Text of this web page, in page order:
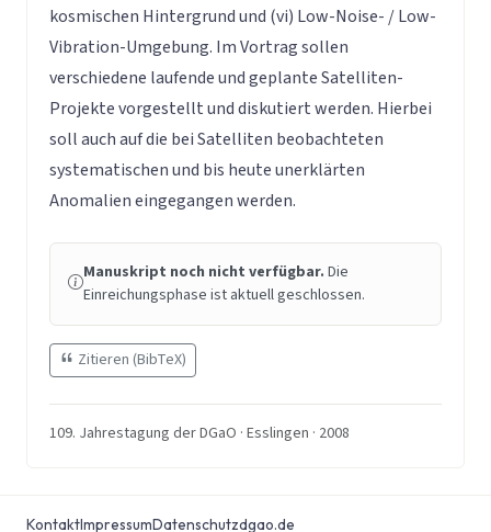
kosmischen Hintergrund und (vi) Low-Noise- / Low-
Vibration-Umgebung. Im Vortrag sollen
verschiedene laufende und geplante Satelliten-
Projekte vorgestellt und diskutiert werden. Hierbei
soll auch auf die bei Satelliten beobachteten
systematischen und bis heute unerklärten
Anomalien eingegangen werden.
Manuskript noch nicht verfügbar. Die
Einreichungsphase ist aktuell geschlossen.
Zitieren (BibTeX)
109. Jahrestagung der DGaO · Esslingen · 2008
KontaktImpressumDatenschutzdgao.de